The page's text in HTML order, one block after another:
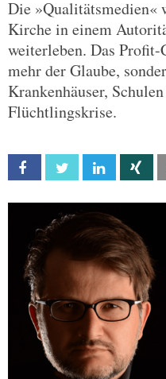
Die »Qualitätsmedien«
Kirche in einem
weiterleben. Das
mehr der Glaube,
Krankenhäuser,
Flüchtlingskrise.
Facebook Twitter Linkedin